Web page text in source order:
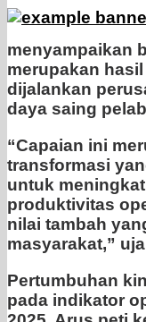
menyampaikan
merupakan
dijalankan
daya saing
“Capaian ini
transformasi
untuk
produktivitas
nilai tambah
masyarakat,”
Pertumbuhan
pada indikator